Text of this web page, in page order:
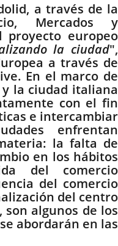
a través de la
Mercados y
proyecto europeo
la ciudad",
a través de
En el marco de
la ciudad italiana
con el fin
e intercambiar
enfrentan
la falta de
en los hábitos
del comercio
del comercio
del centro
son algunos de los
abordarán en las